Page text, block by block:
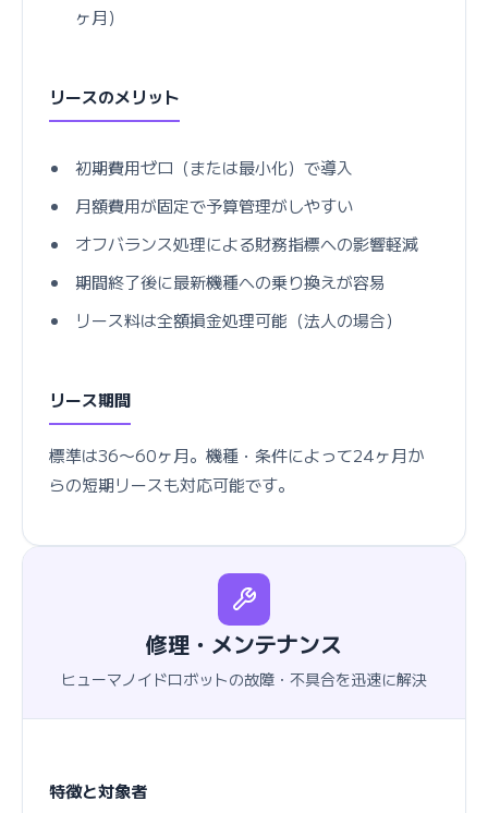
ヶ月）
リースのメリット
初期費用ゼロ（または最小化）で導入
月額費用が固定で予算管理がしやすい
オフバランス処理による財務指標への影響軽減
期間終了後に最新機種への乗り換えが容易
リース料は全額損金処理可能（法人の場合）
リース期間
標準は36〜60ヶ月。機種・条件によって24ヶ月か
らの短期リースも対応可能です。
修理・メンテナンス
ヒューマノイドロボットの故障・不具合を迅速に解決
特徴と対象者